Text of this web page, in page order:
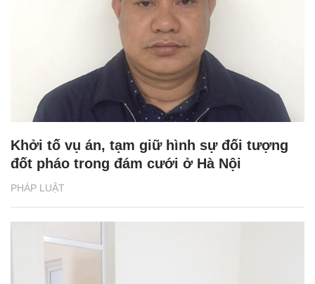
PHÁP LUẬT
Khởi tố vụ án, tạm giữ hình sự đối tượng
đốt pháo trong đám cưới ở Hà Nội